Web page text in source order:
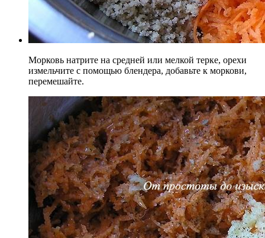
Морковь натрите на средней или мелкой терке, орехи
измельчите с помощью блендера, добавьте к моркови,
перемешайте.